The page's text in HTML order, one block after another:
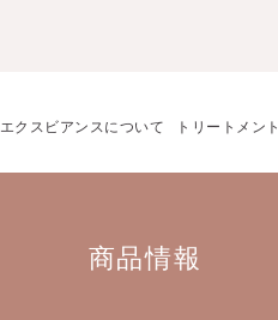
エクスビアンスについて トリートメント
商品情報